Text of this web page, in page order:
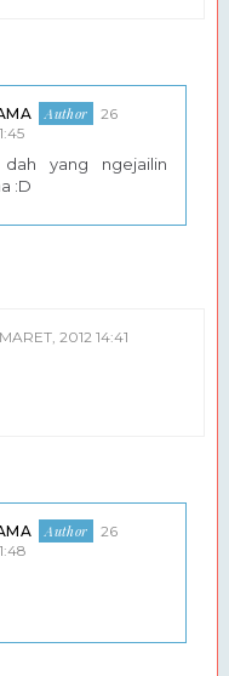
26
yang ngejailin
:D
2012 14:41
26